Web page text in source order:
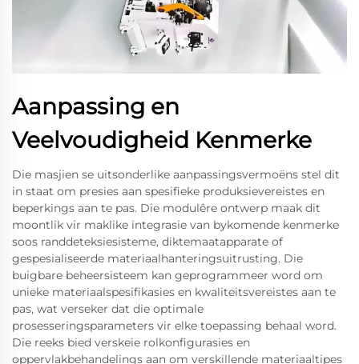
Aanpassing en
Veelvoudigheid Kenmerke
Die masjien se uitsonderlike aanpassingsvermoëns stel dit
in staat om presies aan spesifieke produksievereistes en
beperkings aan te pas. Die modulêre ontwerp maak dit
moontlik vir maklike integrasie van bykomende kenmerke
soos randdeteksiesisteme, diktemaatapparate of
gespesialiseerde materiaalhanteringsuitrusting. Die
buigbare beheersisteem kan geprogrammeer word om
unieke materiaalspesifikasies en kwaliteitsvereistes aan te
pas, wat verseker dat die optimale
prosesseringsparameters vir elke toepassing behaal word.
Die reeks bied verskeie rolkonfigurasies en
oppervlakbehandelings aan om verskillende materiaaltipes